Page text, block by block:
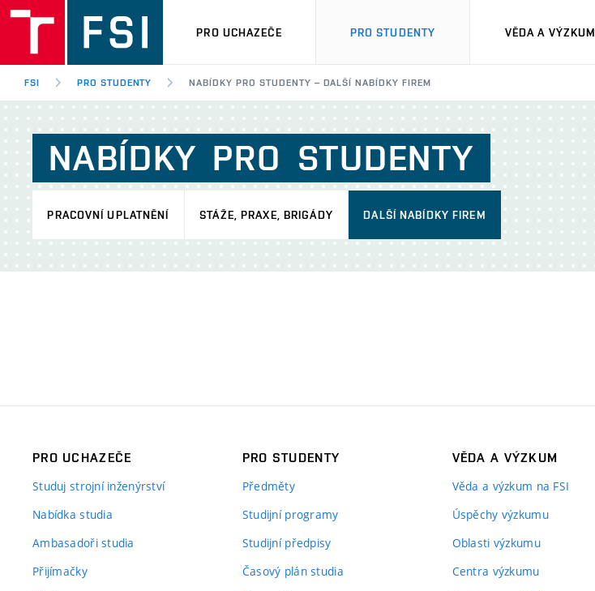
PRO UCHAZEČE PRO STUDENTY VĚDA A VÝZKUM
FSI PRO STUDENTY NABÍDKY PRO STUDENTY – DALŠÍ NABÍDKY FIREM
NABÍDKY PRO STUDENTY
PRACOVNÍ UPLATNĚNÍ STÁŽE, PRAXE, BRIGÁDY DALŠÍ NABÍDKY FIREM
PRO UCHAZEČE
Studuj strojní inženýrství
Nabídka studia
Ambasadoři studia
Přijímačky
PRO STUDENTY
Předměty
Studijní programy
Studijní předpisy
Časový plán studia
VĚDA A VÝZKUM
Věda a výzkum na FSI
Úspěchy výzkumu
Oblasti výzkumu
Centra výzkumu